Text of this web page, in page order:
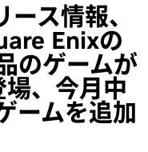
ス情報、
Enixの
のゲームが
、今月中
ームを追加